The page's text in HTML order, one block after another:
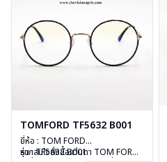
TOMFORD TF5632 B001
ยี่ห้อ : TOM FORD
รุ่น : TF5632 B001
หากสนใจสั่งชื้อแว่นตา TOM FORD